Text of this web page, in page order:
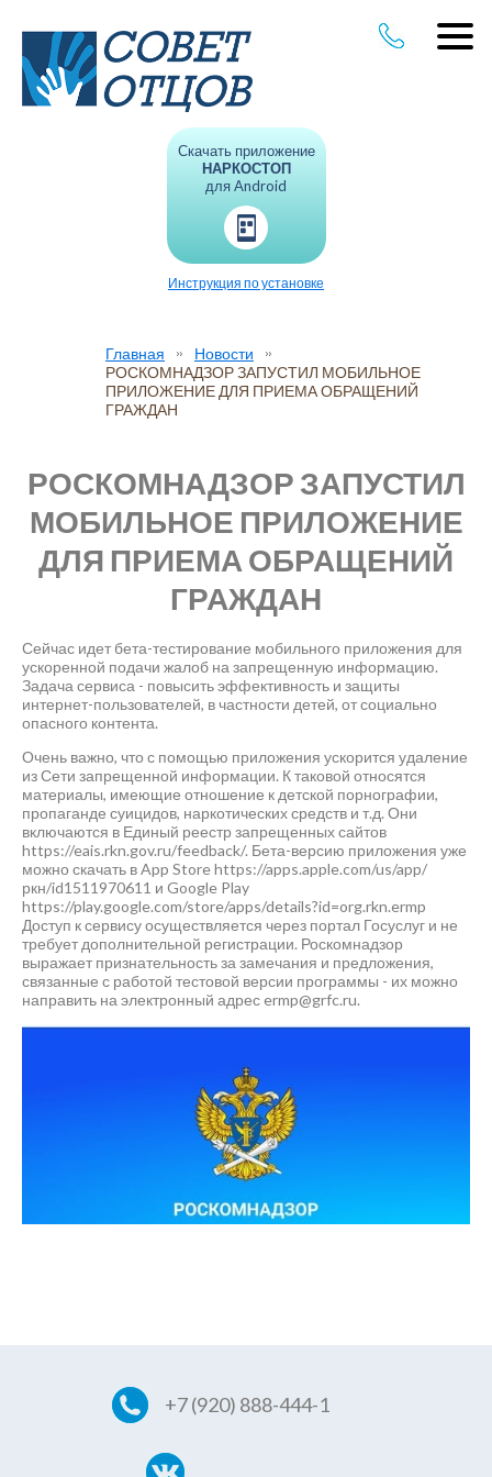
Скачать приложение
НАРКОСТОП
для Android
Инструкция по установке
Главная
Новости
РОСКОМНАДЗОР ЗАПУСТИЛ МОБИЛЬНОЕ
ПРИЛОЖЕНИЕ ДЛЯ ПРИЕМА ОБРАЩЕНИЙ
ГРАЖДАН
РОСКОМНАДЗОР ЗАПУСТИЛ
МОБИЛЬНОЕ ПРИЛОЖЕНИЕ
ДЛЯ ПРИЕМА ОБРАЩЕНИЙ
ГРАЖДАН
Сейчас идет бета-тестирование мобильного приложения для
ускоренной подачи жалоб на запрещенную информацию.
Задача сервиса - повысить эффективность и защиты
интернет-пользователей, в частности детей, от социально
опасного контента.
Очень важно, что с помощью приложения ускорится удаление
из Сети запрещенной информации. К таковой относятся
материалы, имеющие отношение к детской порнографии,
пропаганде суицидов, наркотических средств и т.д. Они
включаются в Единый реестр запрещенных сайтов
https://eais.rkn.gov.ru/feedback/. Бета-версию приложения уже
можно скачать в App Store https://apps.apple.com/us/app/
ркн/id1511970611 и Google Play
https://play.google.com/store/apps/details?id=org.rkn.ermp
Доступ к сервису осуществляется через портал Госуслуг и не
требует дополнительной регистрации. Роскомнадзор
выражает признательность за замечания и предложения,
связанные с работой тестовой версии программы - их можно
направить на электронный адрес ermp@grfc.ru.
+7 (920) 888-444-1